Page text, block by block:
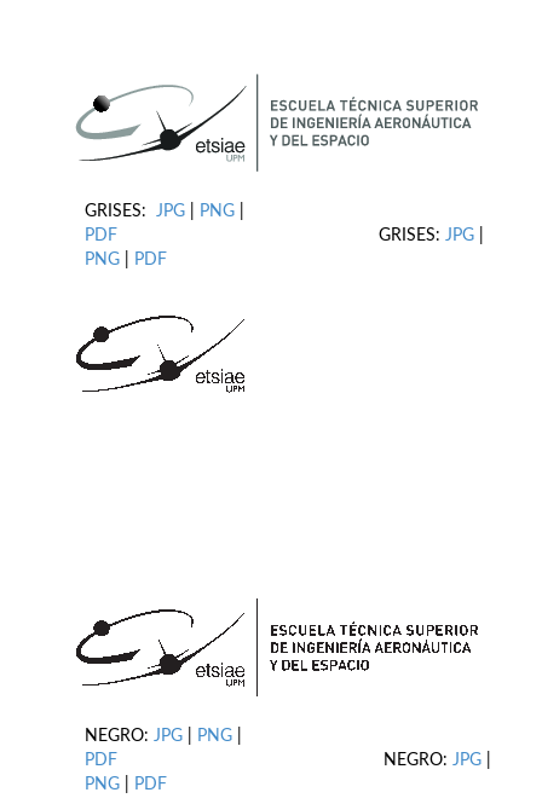
GRISES: JPG PNG
PDF GRISES: JPG
PNG
PDF
NEGRO: JPG PNG
PDF NEGRO: JPG
PNG
PDF